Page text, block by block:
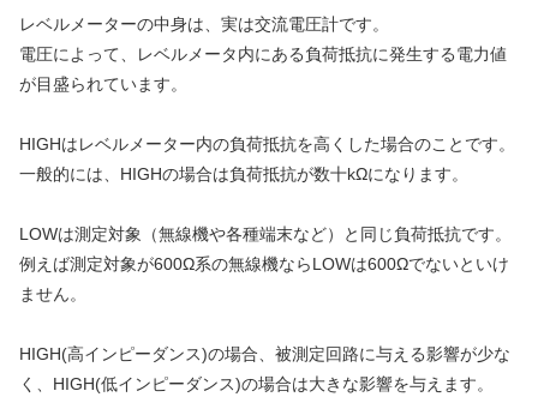
レベルメーターの中身は、実は交流電圧計です。
電圧によって、レベルメータ内にある負荷抵抗に発生する電力値
が目盛られています。
HIGHはレベルメーター内の負荷抵抗を高くした場合のことです。
一般的には、HIGHの場合は負荷抵抗が数十kΩになります。
LOWは測定対象（無線機や各種端末など）と同じ負荷抵抗です。
例えば測定対象が600Ω系の無線機ならLOWは600Ωでないといけ
ません。
HIGH(高インピーダンス)の場合、被測定回路に与える影響が少な
く、HIGH(低インピーダンス)の場合は大きな影響を与えます。